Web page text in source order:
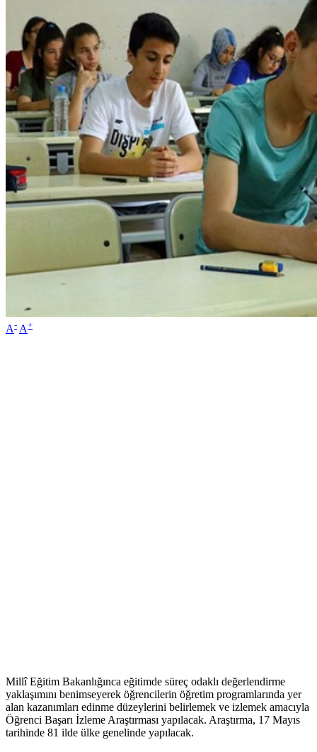
A- A+
Millî Eğitim Bakanlığınca eğitimde süreç odaklı değerlendirme
yaklaşımını benimseyerek öğrencilerin öğretim programlarında yer
alan kazanımları edinme düzeylerini belirlemek ve izlemek amacıyla
Öğrenci Başarı İzleme Araştırması yapılacak. Araştırma, 17 Mayıs
tarihinde 81 ilde ülke genelinde yapılacak.